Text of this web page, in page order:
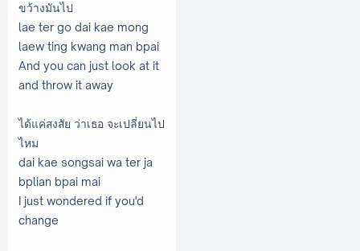
ขว้างมันไป
lae ter go dai kae mong
laew ting kwang man bpai
And you can just look at it
and throw it away
ได้แค่สงสัย ว่าเธอ จะเปลี่ยนไป
ไหม
dai kae songsai wa ter ja
bplian bpai mai
I just wondered if you'd
change